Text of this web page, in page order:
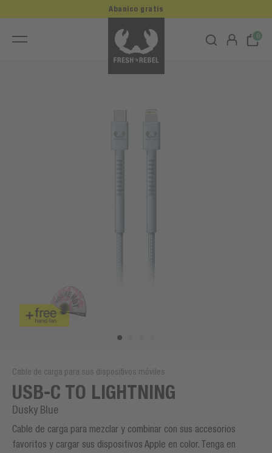
0
Abanico gratis
Cable de carga para sus dispositivos móviles
USB-C TO LIGHTNING
Dusky Blue
Cable de carga para mezclar y combinar con sus accesorios
favoritos y cargar sus dispositivos Apple en color. Tenga en